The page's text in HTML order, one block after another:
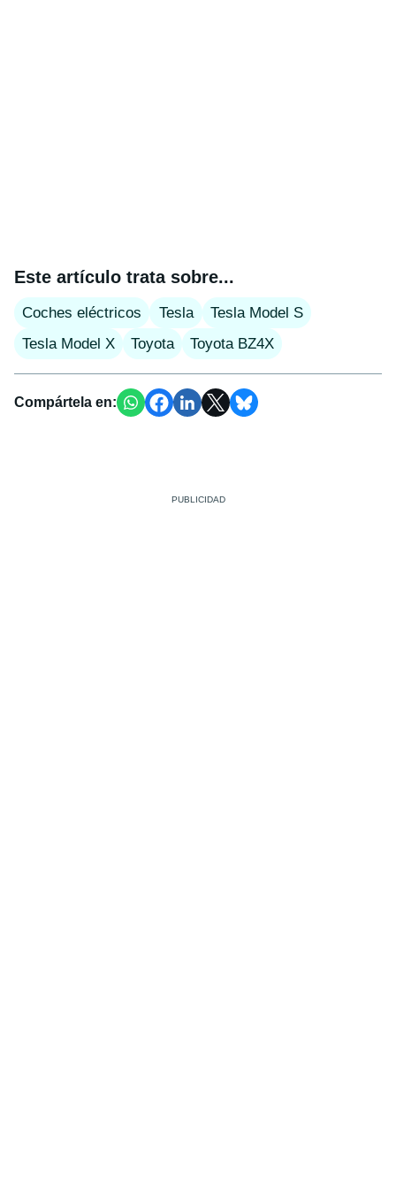
Este artículo trata sobre...
Coches eléctricos Tesla
Tesla Model S
Tesla Model X
Toyota Toyota BZ4X
Compártela en: